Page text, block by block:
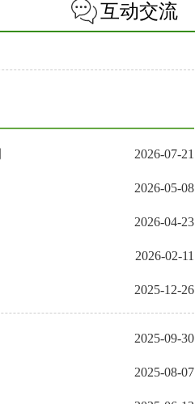
互动交流
2026-07-21
2026-05-08
2026-04-23
2026-02-11
2025-12-26
2025-09-30
2025-08-07